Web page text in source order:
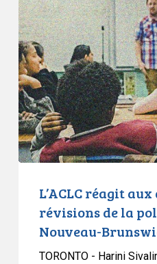
réagit
aux
dernières
révisions
de
la
politique
713
du
L’ACLC réagit
révisions de la
Nouveau-
TORONTO - Harini